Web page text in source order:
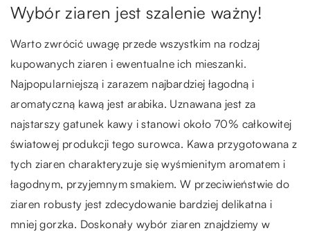
Wybór ziaren jest szalenie ważny!
Warto zwrócić uwagę przede wszystkim na rodzaj
kupowanych ziaren i ewentualne ich mieszanki.
Najpopularniejszą i zarazem najbardziej łagodną i
aromatyczną kawą jest arabika. Uznawana jest za
najstarszy gatunek kawy i stanowi około 70% całkowitej
światowej produkcji tego surowca. Kawa przygotowana z
tych ziaren charakteryzuje się wyśmienitym aromatem i
łagodnym, przyjemnym smakiem. W przeciwieństwie do
ziaren robusty jest zdecydowanie bardziej delikatna i
mniej gorzka. Doskonały wybór ziaren znajdziemy w